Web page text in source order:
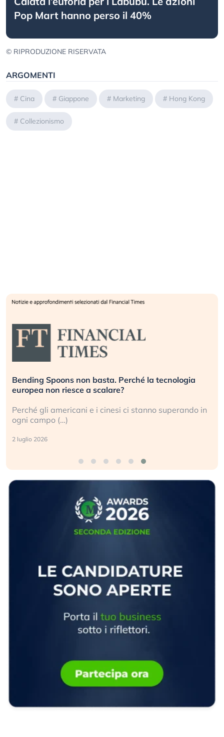
Pоp Маrt hanno perso il 40%
© RIPRODUZIONE RISERVATA
ARGOMENTI
# Cina # Giappone # Marketing # Hong Kong
# Collezionismo
Dalle valutazioni estreme alla correzione. Cosa
guidando il repricing degli asset?
Gli investitori stanno finalmente mostrando
stanchezza verso le (…)
3 agosto 2026
in